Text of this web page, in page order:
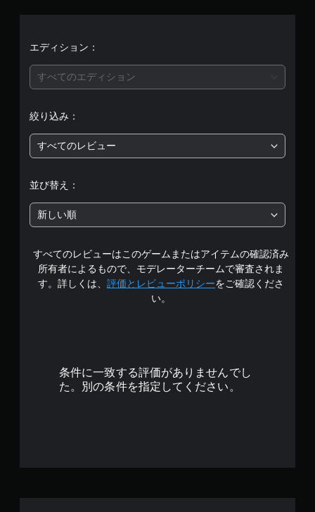
段
階
の
3
.
8
エディション：
すべてのエディション
絞り込み：
すべてのレビュー
並び替え：
新しい順
すべてのレビューはこのゲームまたはアイテムの確認済み
所有者によるもので、モデレーターチームで審査されま
す。詳しくは、 評価とレビューポリシーをご確認くださ
い。
条件に一致する評価がありませんでし
た。別の条件を指定してください。